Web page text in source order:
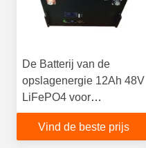
De Batterij van de
opslagenergie 12Ah 48V
LiFePO4 voor
Elektrische Fiets
Vind de beste prijs